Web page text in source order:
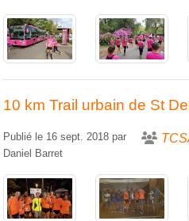
10 km Trail urbain de St
Publié le 16 sept. 2018 par
Daniel Barret